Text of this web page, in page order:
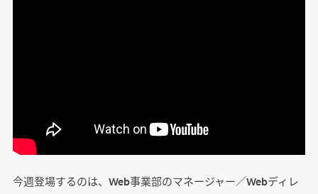
今週登場するのは、Web事業部のマネージャー／Webディレ